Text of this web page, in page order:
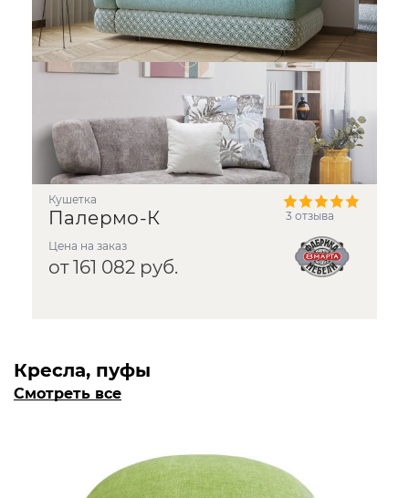
кушетка
Палермо-К
Цена на заказ
от 161 082 руб.
3 отзыва
Кресла, пуфы
Смотреть все